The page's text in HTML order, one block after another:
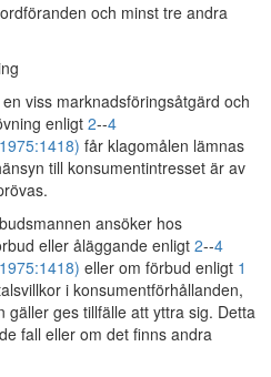
och minst tre andra
viss marknadsföringsåtgärd och
enligt 2--4
får klagomålen lämnas
till konsumentintresset är av
ansöker hos
eller åläggande enligt 2--4
eller om förbud enligt 1
i konsumentförhållanden,
gäller ges tillfälle att yttra sig. Detta
fall eller om det finns andra